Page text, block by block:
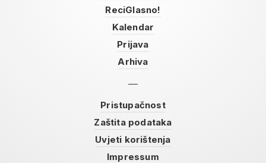
ReciGlasno!
Kalendar
Prijava
Arhiva
Pristupačnost
Zaštita podataka
Uvjeti korištenja
Impressum